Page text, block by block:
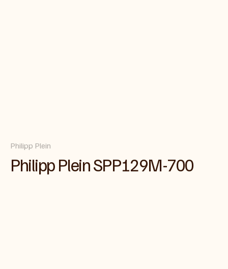
Philipp Plein
Philipp Plein SPP129M-700